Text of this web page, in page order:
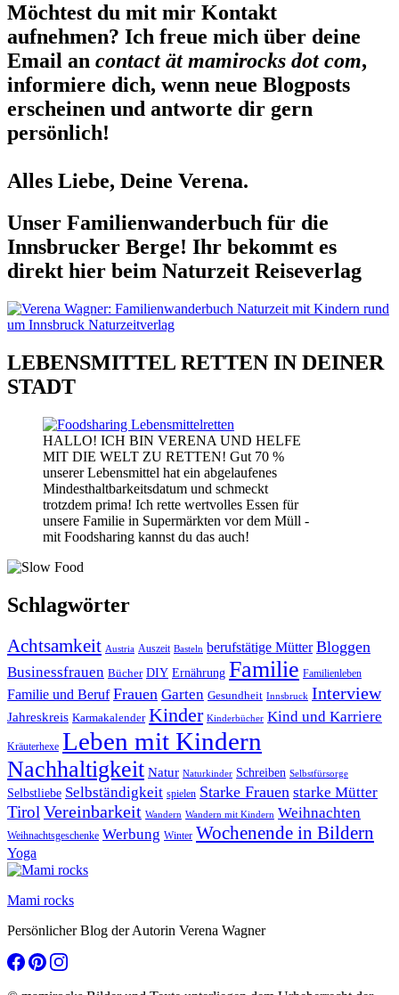
Möchtest du mit mir Kontakt
aufnehmen? Ich freue mich über deine
Email an contact ät mamirocks dot com,
informiere dich, wenn neue Blogposts
erscheinen und antworte dir gern
persönlich!
Alles Liebe, Deine Verena.
Unser Familienwanderbuch für die
Innsbrucker Berge! Ihr bekommt es
direkt hier beim Naturzeit Reiseverlag
LEBENSMITTEL RETTEN IN DEINER
STADT
HALLO! ICH BIN VERENA UND HELFE
MIT DIE WELT ZU RETTEN! Gut 70 %
unserer Lebensmittel hat ein abgelaufenes
Mindesthaltbarkeitsdatum und schmeckt
trotzdem prima! Ich rette wertvolles Essen für
unsere Familie in Supermärkten vor dem Müll -
mit Foodsharing kannst du das auch!
Schlagwörter
Achtsamkeit Austria Auszeit Basteln berufstätige Mütter Bloggen
Businessfrauen Bücher DIY Ernährung Familie Familienleben
Familie und Beruf Frauen Garten Gesundheit Innsbruck Interview
Jahreskreis Karmakalender Kinder Kinderbücher Kind und Karriere
Kräuterhexe Leben mit Kindern
Nachhaltigkeit Natur Naturkinder Schreiben Selbstfürsorge
Selbstliebe Selbständigkeit spielen Starke Frauen starke Mütter
Tirol Vereinbarkeit Wandern Wandern mit Kindern Weihnachten
Weihnachtsgeschenke Werbung Winter Wochenende in Bildern
Yoga
Mami rocks
Persönlicher Blog der Autorin Verena Wagner